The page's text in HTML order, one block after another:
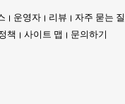
가장 사랑받는 섬들로 여러
원과 잘 관리된 스피드 보트
꼬 리페부터 그림 같은 꼬
운영자 리뷰
자주 묻는
책 사이트 맵 문의하기